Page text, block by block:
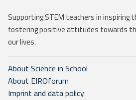
Supporting STEM teachers in inspiring
fostering positive attitudes towards
our lives.
About Science in School
About EIROforum
Imprint and data policy